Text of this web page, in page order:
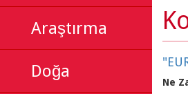
Araştırma
Doğa
Ne